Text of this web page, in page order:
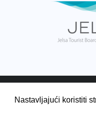
Nastavljajući koristiti
2003. –